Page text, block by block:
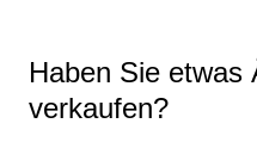
Haben Sie etwas
verkaufen?